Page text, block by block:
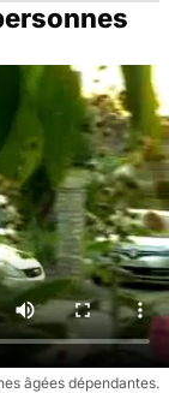
âgées dépendantes.